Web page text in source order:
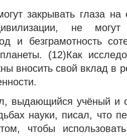
закрывать глаза на
не
и безграмотность
(12)Как
вносить свой вклад в
выдающийся учёный и
науки, писал, что
чтобы